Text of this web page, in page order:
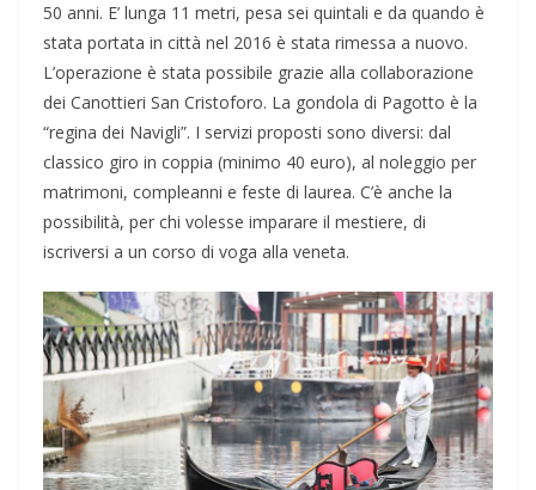
50 anni. E’ lunga 11 metri, pesa sei quintali e da quando è
stata portata in città nel 2016 è stata rimessa a nuovo.
L’operazione è stata possibile grazie alla collaborazione
dei Canottieri San Cristoforo. La gondola di Pagotto è la
“regina dei Navigli”. I servizi proposti sono diversi: dal
classico giro in coppia (minimo 40 euro), al noleggio per
matrimoni, compleanni e feste di laurea. C’è anche la
possibilità, per chi volesse imparare il mestiere, di
iscriversi a un corso di voga alla veneta.